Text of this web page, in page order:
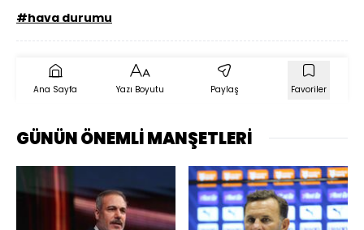
#hava durumu
Ana Sayfa Yazı Boyutu Paylaş Favoriler
GÜNÜN ÖNEMLİ MANŞETLERİ